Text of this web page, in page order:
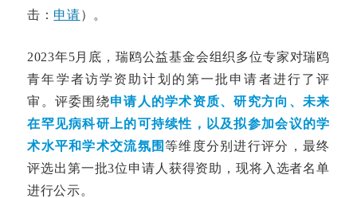
击： 申请）。
2023年5月底，瑞鸥公益基金会组织多位专家对瑞鸥
青年学者访学资助计划的第一批申请者进行了评
审。评委围绕申请人的学术资质、研究方向、未来
在罕见病科研上的可持续性，以及拟参加会议的学
术水平和学术交流氛围等维度分别进行评分，最终
评选出第一批3位申请人获得资助，现将入选者名单
进行公示。